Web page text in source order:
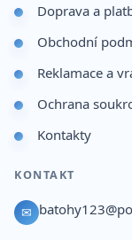
Doprava a
Obchodní
Reklamace a
Ochrana
Kontakty
KONTAKT
✉